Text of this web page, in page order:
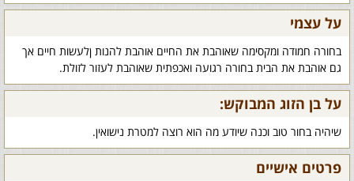
על עצמי
בחורה חמודה ומקסימה שאוהבת את החיים אוהבת להנות ןלעשות חיים אך
גם אוהבת את הבית בחורה רגועה ואכפתית שאוהבת לעזור לזולת.
על בן הזוג המבוקש:
שיהיה בחור טוב וכנה שיודע מה הוא רוצה למטרת נישואין.
פרטים אישיים